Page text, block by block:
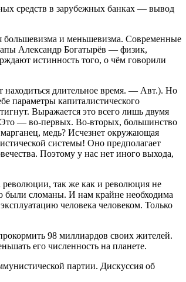
средств в зарубежных банках — вывод
большевизма и меньшевизма. Современные
Александр Богатырёв — физик,
истинность того, о чём говорили
находиться длительное время. — Авт.). Но
параметры капиталистического
Выражается это всего лишь двумя
Это — во-первых. Во-вторых, большинство
медь? Исчезнет окружающая
системы! Оно предполагает
Поэтому у нас нет иного выхода,
революции, так же как и революция не
были сломаны. И нам крайне необходима
человека человеком. Только
98 миллиардов своих жителей.
его численность на планете.
партии. Дискуссия об